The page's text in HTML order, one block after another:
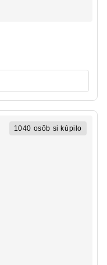
1040 osôb si kúpilo